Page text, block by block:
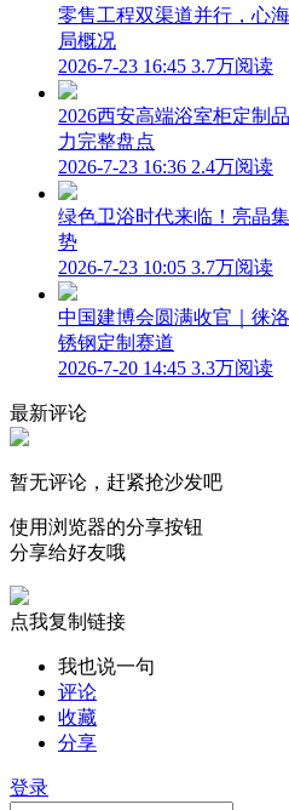
零售工程双渠道并行，心
局概况
2026-7-23 16:45 3.7万阅读
2026西安高端浴室柜定制
力完整盘点
2026-7-23 16:36 2.4万阅读
绿色卫浴时代来临！亮晶
势
2026-7-23 10:05 3.7万阅读
中国建博会圆满收官｜徕
锈钢定制赛道
2026-7-20 14:45 3.3万阅读
最新评论
暂无评论，赶紧抢沙发吧
使用浏览器的分享按钮
分享给好友哦
点我复制链接
我也说一句
评论
收藏
分享
登录